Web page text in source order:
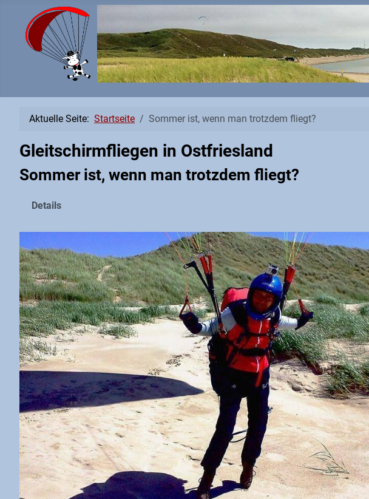
Aktuelle Seite: Startseite Sommer ist, wenn man trotzdem fliegt?
Gleitschirmfliegen in Ostfriesland
Sommer ist, wenn man trotzdem fliegt?
Details